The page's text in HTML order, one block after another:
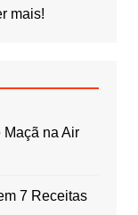
mais!
Maçã na Air
7 Receitas